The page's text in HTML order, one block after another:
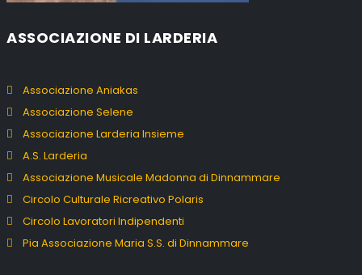
ASSOCIAZIONE DI LARDERIA
Associazione Aniakas
Associazione Selene
Associazione Larderia Insieme
A.S. Larderia
Associazione Musicale Madonna di Dinnammare
Circolo Culturale Ricreativo Polaris
Circolo Lavoratori Indipendenti
Pia Associazione Maria S.S. di Dinnammare